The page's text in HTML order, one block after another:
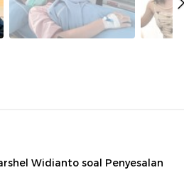
Widianto soal Penyesalan